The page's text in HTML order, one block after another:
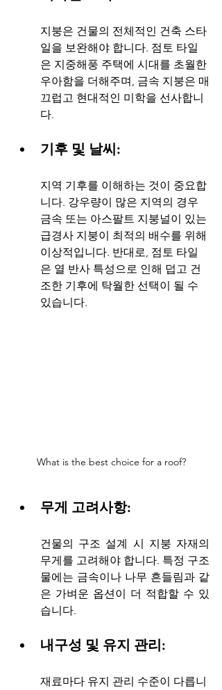
지붕은 건물의 전체적인 건축 스타
일을 보완해야 합니다. 점토 타일
은 지중해풍 주택에 시대를 초월한
우아함을 더해주며, 금속 지붕은 매
끄럽고 현대적인 미학을 선사합니
다.
기후 및 날씨:
지역 기후를 이해하는 것이 중요합
니다. 강우량이 많은 지역의 경우
금속 또는 아스팔트 지붕널이 있는
급경사 지붕이 최적의 배수를 위해
이상적입니다. 반대로, 점토 타일
은 열 반사 특성으로 인해 덥고 건
조한 기후에 탁월한 선택이 될 수
있습니다.
What is the best choice for a roof?
무게 고려사항:
건물의 구조 설계 시 지붕 자재의
무게를 고려해야 합니다. 특정 구조
물에는 금속이나 나무 흔들림과 같
은 가벼운 옵션이 더 적합할 수 있
습니다.
내구성 및 유지 관리:
재료마다 유지 관리 수준이 다릅니